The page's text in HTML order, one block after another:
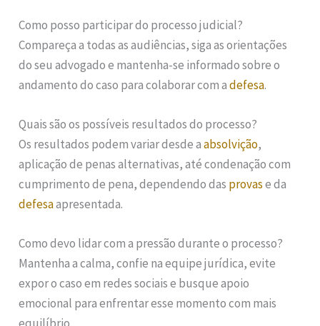
Como posso participar do processo judicial?
Compareça a todas as audiências, siga as orientações
do seu advogado e mantenha-se informado sobre o
andamento do caso para colaborar com adefesa.
Quais são os possíveis resultados do processo?
Os resultados podem variar desde aabsolvição,
aplicação de penas alternativas, até condenação com
cumprimento de pena, dependendo das provase da
defesaapresentada.
Como devo lidar com a pressão durante o processo?
Mantenha a calma, confie na equipe jurídica, evite
expor o caso em redes sociais e busque apoio
emocional para enfrentar esse momento com mais